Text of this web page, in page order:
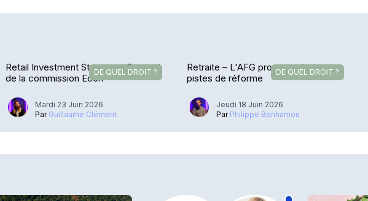
DE QUEL DROIT ?
Retail Investment Strategy – Feu vert
de la commission Econ
Mardi 23 Juin 2026
Par Guillaume Clément
DE QUEL DROIT ?
Retraite – L'AFG propose plusieurs
pistes de réforme
Jeudi 18 Juin 2026
Par Philippe Benhamou